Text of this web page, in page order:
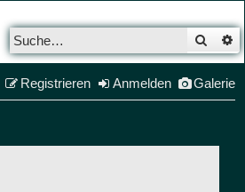
Galerie
Anmelden
Registrieren